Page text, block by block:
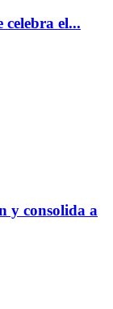
celebra el...
y consolida a